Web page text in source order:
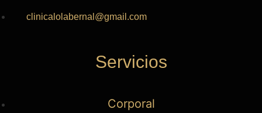
clinicalolabernal@gmail.com
Servicios
Corporal